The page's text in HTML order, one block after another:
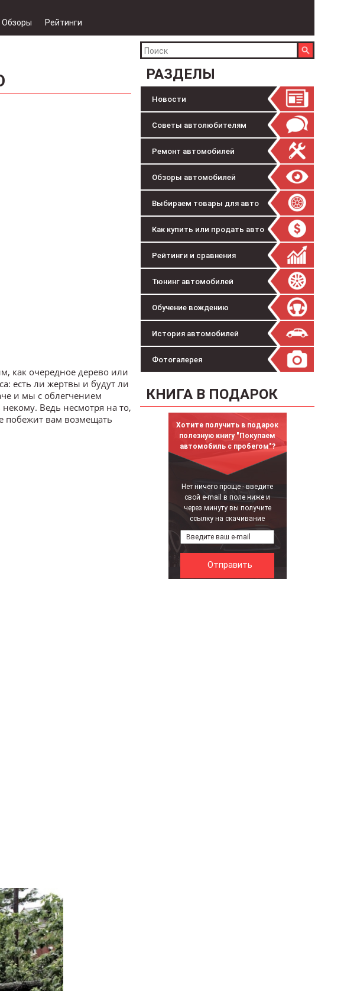
Обзоры Рейтинги
РАЗДЕЛЫ
Новости
Советы автолюбителям
Ремонт автомобилей
Обзоры автомобилей
Выбираем товары для авто
Как купить или продать авто
Рейтинги и сравнения
Тюнинг автомобилей
Обучение вождению
История автомобилей
Фотогалерея
КНИГА В ПОДАРОК
Хотите получить в подарок
полезную книгу "Покупаем
автомобиль с пробегом"?
Нет ничего проще - введите
свой e-mail в поле ниже и
через минуту вы получите
ссылку на скачивание
как очередное дерево или
есть ли жертвы и будут ли
и мы с облегчением
Ведь несмотря на то,
побежит вам возмещать